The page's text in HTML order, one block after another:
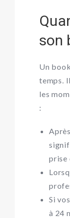
son
Un
temps.
les
:
prise
Si
à 24